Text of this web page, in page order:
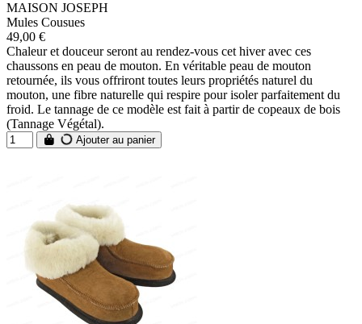
MAISON JOSEPH
Mules Cousues
49,00 €
Chaleur et douceur seront au rendez-vous cet hiver avec ces
chaussons en peau de mouton. En véritable peau de mouton
retournée, ils vous offriront toutes leurs propriétés naturel du
mouton, une fibre naturelle qui respire pour isoler parfaitement du
froid. Le tannage de ce modèle est fait à partir de copeaux de bois
(Tannage Végétal).
Ajouter au panier